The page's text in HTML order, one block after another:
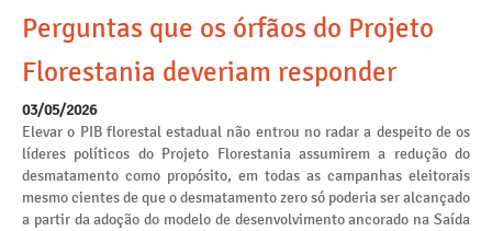
Perguntas que os órfãos do Projeto
Florestania deveriam responder
03/05/2026
Elevar o PIB florestal estadual não entrou no radar a despeito de os
líderes políticos do Projeto Florestania assumirem a redução do
desmatamento como propósito, em todas as campanhas eleitorais
mesmo cientes de que o desmatamento zero só poderia ser alcançado
a partir da adoção do modelo de desenvolvimento ancorado na Saída